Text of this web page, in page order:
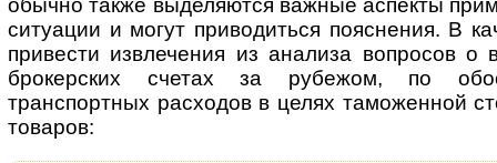
ситуации и могут приводиться пояснения. В
привести извлечения из анализа вопросов о
брокерских счетах за рубежом, по
транспортных расходов в целях таможенной
товаров: